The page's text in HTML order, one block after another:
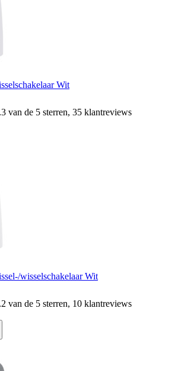
Wit
van de 5 sterren, 35 klantreviews
wisselschakelaar Wit
van de 5 sterren, 10 klantreviews